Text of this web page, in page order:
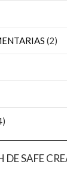
(2)
DE SAFE